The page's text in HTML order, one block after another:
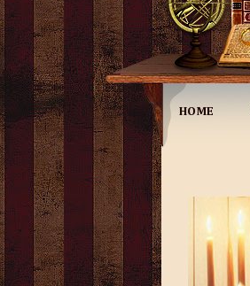
HOME